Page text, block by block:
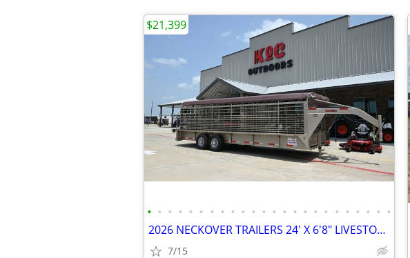
• • • • • • • • • • • • • • • • • • • • • • • •
2026 NECKOVER TRAILERS 24' X 6'8" LIVESTOCK TRAILER
7/15
$21,399